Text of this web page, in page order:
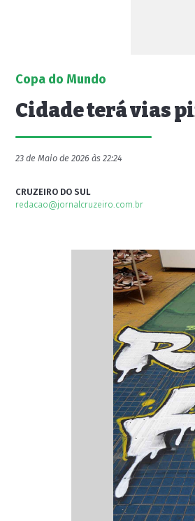
Copa do Mundo
Cidade terá vias
23 de Maio de 2026 às 22:24
CRUZEIRO DO SUL
redacao@jornalcruzeiro.com.br